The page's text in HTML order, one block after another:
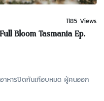
1185 Views
Bloom Tasmania Ep.
าหารปิดกันเกือบหมด ผู้คนออก